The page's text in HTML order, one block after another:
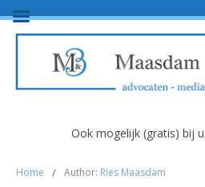
Ook mogelijk (gratis) bij
Home / Author: Ries Maasdam